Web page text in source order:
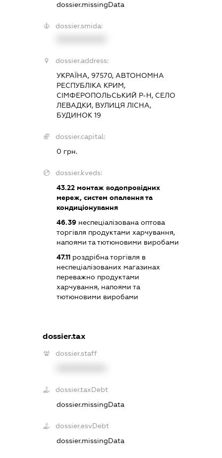
dossier.missingData
dossier.smida:
dossier.address:
УКРАЇНА, 97570, АВТОНОМНА
РЕСПУБЛІКА КРИМ,
СІМФЕРОПОЛЬСЬКИЙ Р-Н, СЕЛО
ЛЕВАДКИ, ВУЛИЦЯ ЛІСНА,
БУДИНОК 19
dossier.capital:
0 грн.
dossier.kveds:
43.22 монтаж водопровідних
мереж, систем опалення та
кондиціонування
46.39 неспеціалізована оптова
торгівля продуктами харчування,
напоями та тютюновими виробами
47.11 роздрібна торгівля в
неспеціалізованих магазинах
переважно продуктами
харчування, напоями та
тютюновими виробами
dossier.tax
dossier.staff
dossier.taxDebt
dossier.missingData
dossier.esvDebt
dossier.missingData